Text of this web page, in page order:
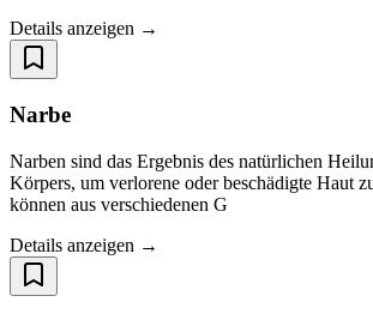
Details anzeigen →
Narbe
Narben sind das Ergebnis des natürlichen
Körpers, um verlorene oder beschädigte Haut
können aus verschiedenen G
Details anzeigen →